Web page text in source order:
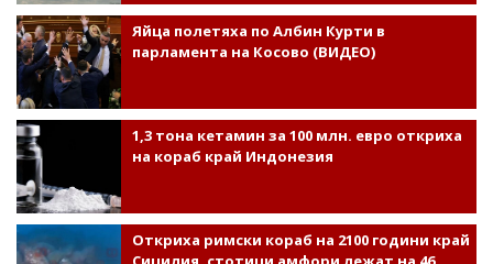
Яйца полетяха по Албин Курти в
парламента на Косово (ВИДЕО)
1,3 тона кетамин за 100 млн. евро откриха
на кораб край Индонезия
Откриха римски кораб на 2100 години край